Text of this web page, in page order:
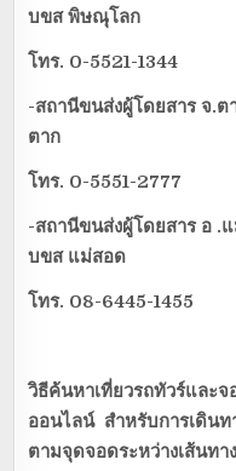
บขส พิษณุโลก
โทร. 0-5521-1344
-สถานีขนส่งผู้โดยสาร จ.
ตาก
โทร. 0-5551-2777
-สถานีขนส่งผู้โดยสาร อ
บขส แม่สอด
โทร. 08-6445-1455
วิธีค้นหาเที่ยวรถทัวร์และจ
ออนไลน์สำหรับการเดินท
ตามจุดจอดระหว่างเส้นทา